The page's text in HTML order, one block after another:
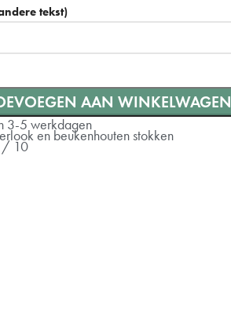
tekst)
AAN WINKELWAGEN
3-5 werkdagen
en beukenhouten stokken
/ 10